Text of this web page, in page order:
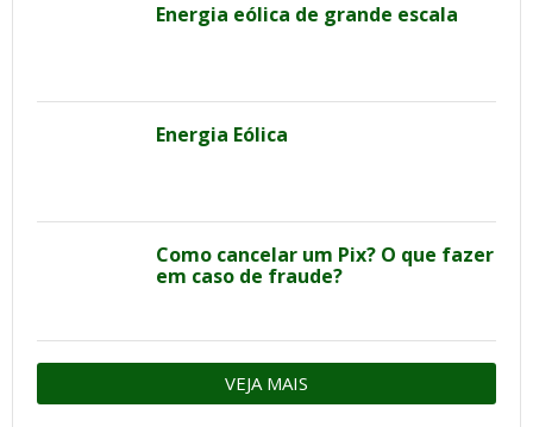
Energia eólica de grande escala
Energia Eólica
Como cancelar um Pix? O que fazer
em caso de fraude?
VEJA MAIS